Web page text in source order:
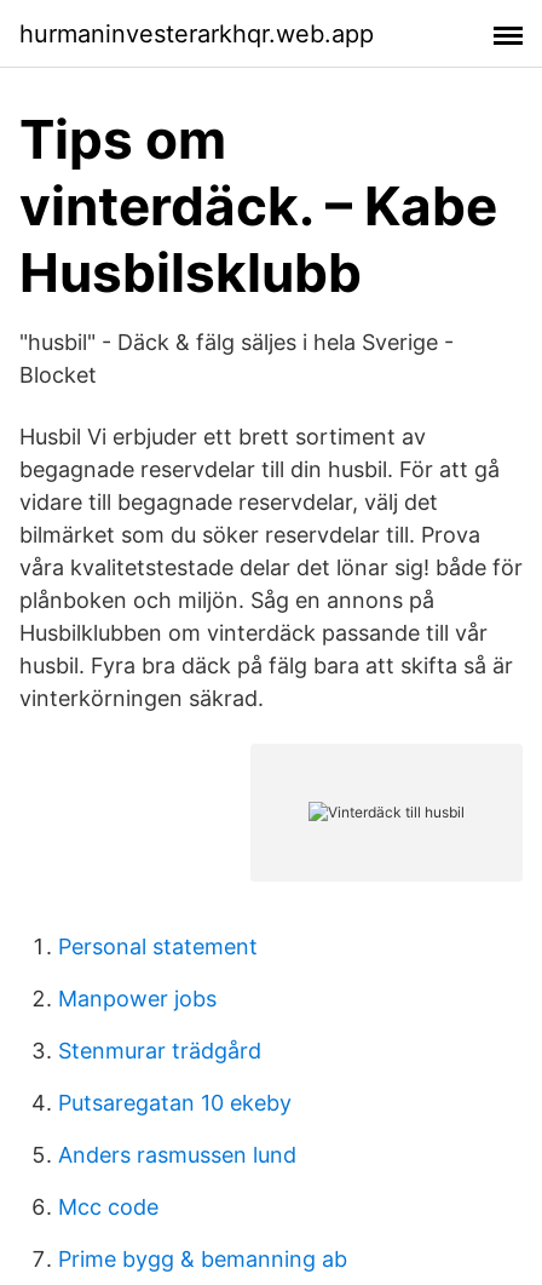
hurmaninvesterarkhqr.web.app
Tips om
vinterdäck. – Kabe
Husbilsklubb
"husbil" - Däck & fälg säljes i hela Sverige -
Blocket
Husbil Vi erbjuder ett brett sortiment av
begagnade reservdelar till din husbil. För att gå
vidare till begagnade reservdelar, välj det
bilmärket som du söker reservdelar till. Prova
våra kvalitetstestade delar det lönar sig! både för
plånboken och miljön. Såg en annons på
Husbilklubben om vinterdäck passande till vår
husbil. Fyra bra däck på fälg bara att skifta så är
vinterkörningen säkrad.
Personal statement
Manpower jobs
Stenmurar trädgård
Putsaregatan 10 ekeby
Anders rasmussen lund
Mcc code
Prime bygg & bemanning ab